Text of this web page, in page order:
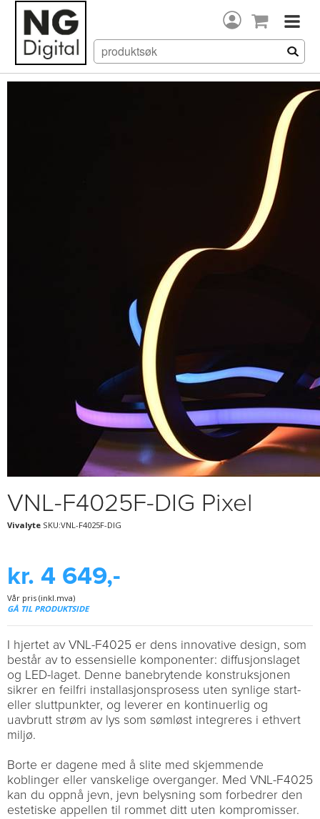
VNL-F4025F-DIG Pixel
Vivalyte SKU:VNL-F4025F-DIG
kr. 4 649,-
Vår pris (inkl.mva)
GÅ TIL PRODUKTSIDE
I hjertet av VNL-F4025 er dens innovative design, som
består av to essensielle komponenter: diffusjonslaget
og LED-laget. Denne banebrytende konstruksjonen
sikrer en feilfri installasjonsprosess uten synlige start-
eller sluttpunkter, og leverer en kontinuerlig og
uavbrutt strøm av lys som sømløst integreres i ethvert
miljø.
Borte er dagene med å slite med skjemmende
koblinger eller vanskelige overganger. Med VNL-F4025
kan du oppnå jevn, jevn belysning som forbedrer den
estetiske appellen til rommet ditt uten kompromisser.